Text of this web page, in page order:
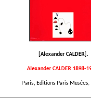
[Alexander CALDER].
Alexander CALDER 1898-
Paris, Editions Paris Musées,